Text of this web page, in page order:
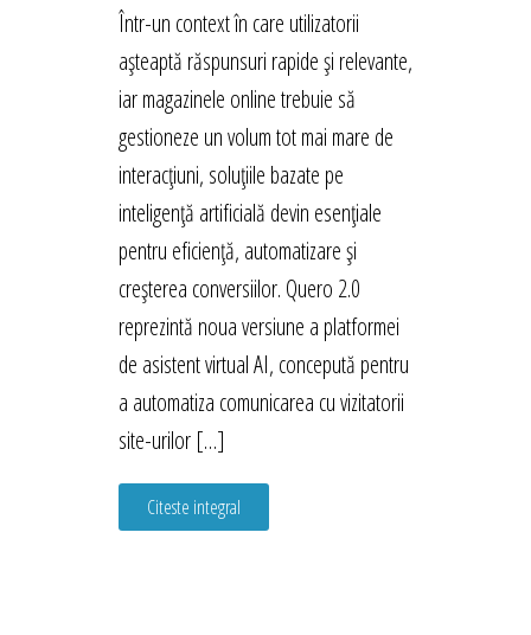
Într-un context în care utilizatorii
așteaptă răspunsuri rapide și relevante,
iar magazinele online trebuie să
gestioneze un volum tot mai mare de
interacțiuni, soluțiile bazate pe
inteligență artificială devin esențiale
pentru eficiență, automatizare și
creșterea conversiilor. Quero 2.0
reprezintă noua versiune a platformei
de asistent virtual AI, concepută pentru
a automatiza comunicarea cu vizitatorii
site-urilor […]
Citeste integral